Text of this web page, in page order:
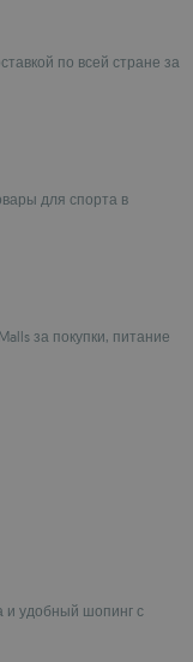
по всей стране за
для спорта в
за покупки, питание
и удобный шопинг с